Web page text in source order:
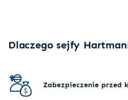
Dlaczego sejfy
Zabezpieczenie przed